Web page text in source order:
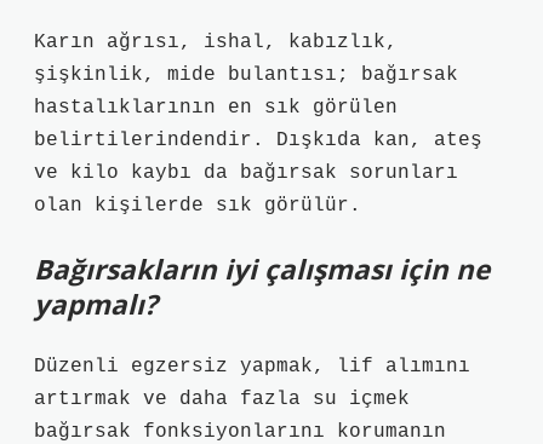
Karın ağrısı, ishal, kabızlık,
şişkinlik, mide bulantısı; bağırsak
hastalıklarının en sık görülen
belirtilerindendir. Dışkıda kan, ateş
ve kilo kaybı da bağırsak sorunları
olan kişilerde sık görülür.
Bağırsakların iyi çalışması için ne
yapmalı?
Düzenli egzersiz yapmak, lif alımını
artırmak ve daha fazla su içmek
bağırsak fonksiyonlarını korumanın